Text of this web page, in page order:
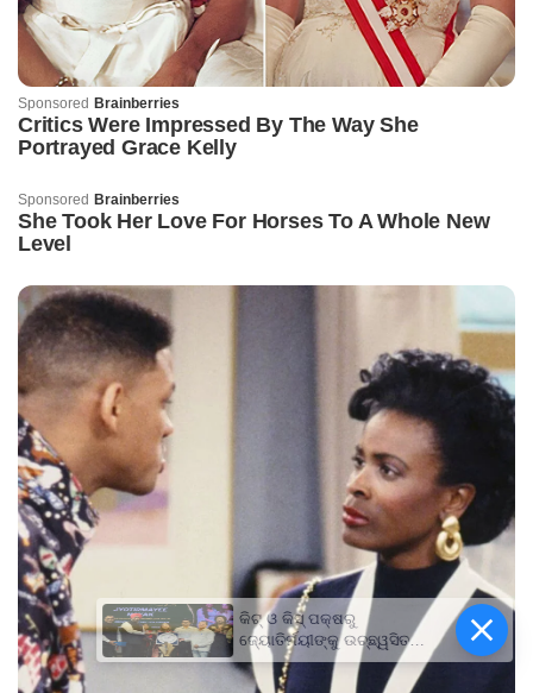
କିଟ୍‍ ଓ କିସ୍‍ ପକ୍ଷରୁ
ଜ୍ୟୋତିର୍ମୟୀଙ୍କୁ ଉଚ୍ଛ୍ୱସିତ
ସମ୍ବର୍ଦ୍ଧନା; ୫ଲକ୍ଷ ଟଙ୍କାର
ପ୍ରୋତ୍ସାହନ ରାଶି ପ୍ରଦାନ